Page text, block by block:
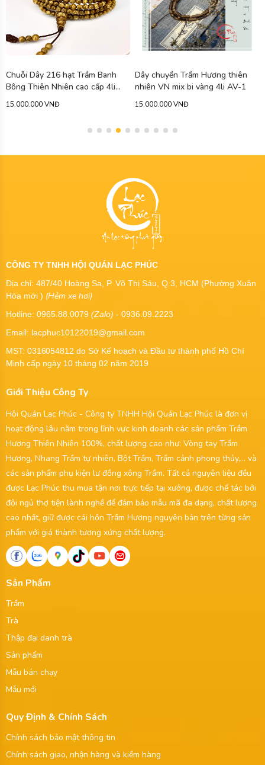
Chuỗi Dây 216 hạt Trầm Banh
Bông Thiên Nhiên cao cấp 4li
AGBB4
15.000.000 VNĐ
Dây chuyền Trầm Hương thiên
nhiên VN mix bi vàng 4li AV-1
15.000.000 VNĐ
CÔNG TY TNHH HỘI QUÁN LẠC PHÚC
Địa chỉ: 487/40 Hoàng Sa, P. Võ Thị Sáu, Q.3, HCM (Phường Xuân
Hòa mới ) (Hẻm xe hơi)
Hotline: 0965.88.0079 (Zalo) - 0936.09.2223
Email: lacphuc10122019@gmail.com
MST: 0316054812 do Sở Kế hoạch và Đầu tư thành phố Hồ Chí
Minh cấp ngày 10 tháng 02 năm 2019
Giới Thiệu Công Ty
Hội Quán Lạc Phúc - Công ty TNHH Hội Quán Lạc Phúc là đơn vị
hoạt động lâu năm trong lĩnh vực kinh doanh các sản phẩm Trầm
Hương Thiên Nhiên 100%, chất lượng cao như: Vòng tay Trầm
Hương, Nhang Trầm tự nhiên, Bột Trầm, Trầm cảnh phong thủy,... và
các sản phẩm phụ kiện lư đồng xông Trầm. Tất cả nguyên liệu đều
được Lạc Phúc thu mua tận nơi trực tiếp tại xưởng, được chế tác bởi
đội ngủ thợ tiện lành nghề để đảm bảo mẫu mã đa dạng, chất lượng
cao nhất, giữ được cái hồn Trầm Hương nguyên bản trên từng sản
phẩm với giá thành tương xứng chất lượng.
Sản Phẩm
Trầm
Trà
Thập đại danh trà
Sản phẩm
Mẫu bán chạy
Mẫu mới
Quy Định & Chính Sách
Chính sách bảo mật thông tin
Chính sách giao, nhận hàng và kiểm hàng